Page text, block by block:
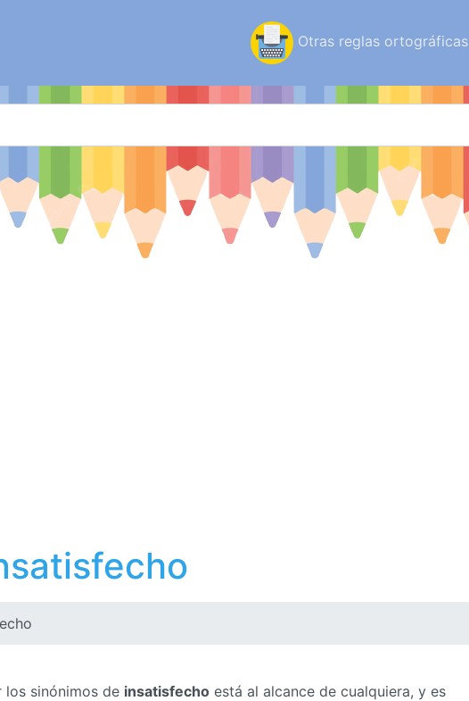
Otras reglas ortográficas
los sinónimos de insatisfecho está al alcance de cualquiera, y es